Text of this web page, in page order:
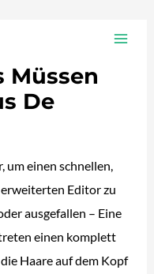
Müssen
De
um einen schnellen,
Editor zu
ausgefallen – Eine
einen komplett
Haare auf dem Kopf